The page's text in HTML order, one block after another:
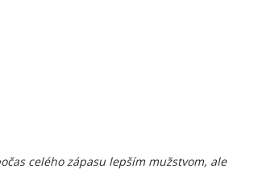
celého zápasu lepším mužstvom, ale